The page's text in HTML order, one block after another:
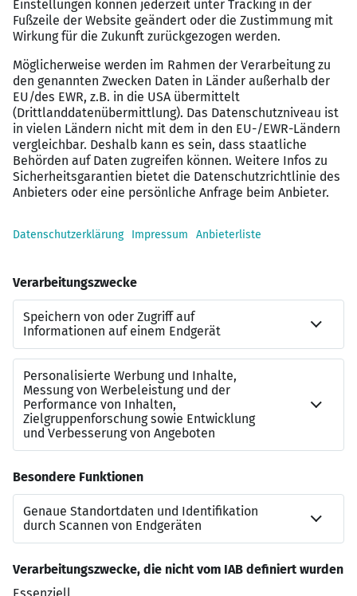
E-Mail: joerg.winkler@signal-iduna.net
Bei uns
erwarten dich nachhaltige
Entwicklungsperspektiven und sehr gute
Einkommensmöglichkeiten
erhältst du Unterstützung durch Spezialistinnen
und Spezialisten vor Ort
genießt du die Vorteile einer persönlichen
kannst du dich über unsere
Weiterbildungsplattform SINA zu zahlreichen
Weiterbildungen anmelden
findest du zahlreiche Zugangswege über Handel,
Handwerk und öffentlichen Dienst
kannst du durch ein flexibles Arbeitszeitmodell
dein Privatleben und deine Arbeit gut
kombinieren
profitierst du von der starken
Ausschließlichkeitsorganisation und der
Stabilität als Versicherungsverein a. G